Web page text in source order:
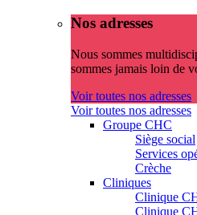
Nos adresses
Nous sommes
sommes jamais loin de
Voir toutes nos adresses
Voir toutes nos adresses
Groupe CHC
Siège social
Services
Crèche
Cliniques
Clinique
Clinique